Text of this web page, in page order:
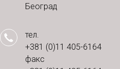
Београд
тел.
+381 (0)11 405-6164
факс